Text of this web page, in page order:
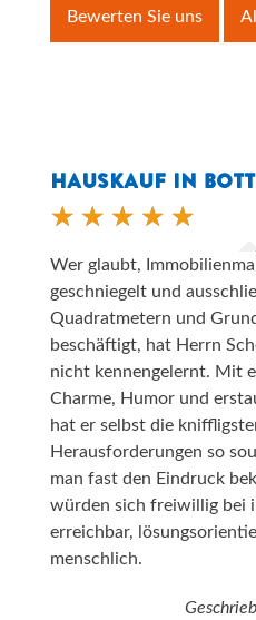
Bewerten Sie uns
HAUSKAUF IN
Wer glaubt,
geschniegelt und
Quadratmetern und
beschäftigt, hat Herrn
nicht kennengelernt. Mit
Charme, Humor und
hat er selbst die
Herausforderungen so
man fast den Eindruck
würden sich freiwillig bei
erreichbar,
menschlich.